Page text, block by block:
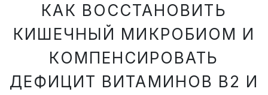
КАК ВОССТАНОВИТЬ
КИШЕЧНЫЙ МИКРОБИОМ И
КОМПЕНСИРОВАТЬ
ДЕФИЦИТ ВИТАМИНОВ В2 И